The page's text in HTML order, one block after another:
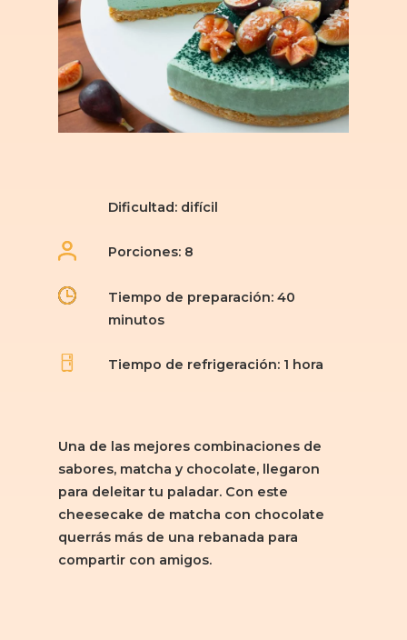
Dificultad: difícil
Porciones: 8
Tiempo de preparación: 40
minutos
Tiempo de refrigeración: 1 hora
Una de las mejores combinaciones de
sabores, matcha y chocolate, llegaron
para deleitar tu paladar. Con este
cheesecake de matcha con chocolate
querrás más de una rebanada para
compartir con amigos.